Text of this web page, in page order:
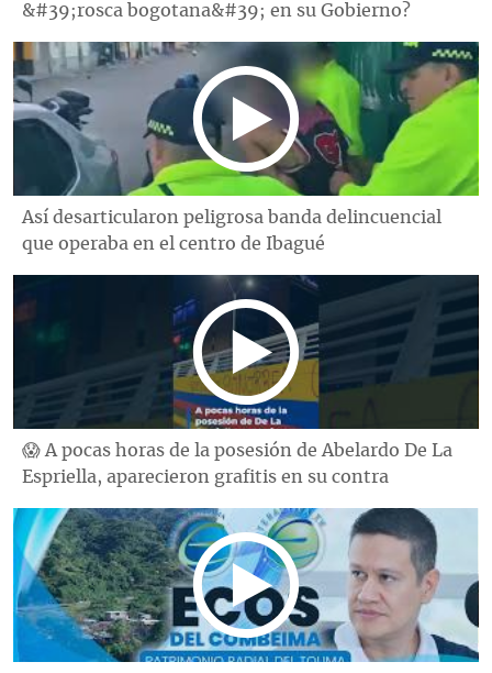
&#39;rosca bogotana&#39; en su Gobierno?
Así desarticularon peligrosa banda delincuencial
que operaba en el centro de Ibagué
😱 A pocas horas de la posesión de Abelardo De La
Espriella, aparecieron grafitis en su contra